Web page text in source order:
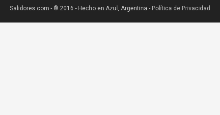
Salidores.com - ® 2016 - Hecho en Azul, Argentina - Política de Privacidad